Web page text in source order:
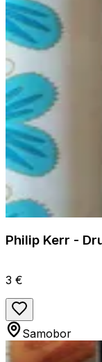
Philip Kerr -
3 €
Samobor